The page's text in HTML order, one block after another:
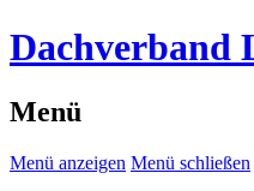
Dachverband
Menü
Menü anzeigen Menü schließen